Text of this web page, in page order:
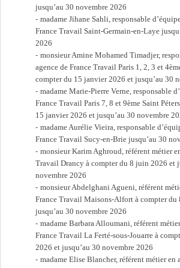
jusqu’au 30 novembre 2026
madame Jihane Sahli, responsable
France Travail Saint-Germain-en-Laye
2026
monsieur Amine Mohamed Timadjer,
agence de France Travail Paris 1, 2, 3 et
compter du 15 janvier 2026 et jusqu’au 30
madame Marie-Pierre Verne, responsable
France Travail Paris 7, 8 et 9ème Saint
15 janvier 2026 et jusqu’au 30 novembre
madame Aurélie Vieira, responsable
France Travail Sucy-en-Brie jusqu’au 30
monsieur Karim Aghroud, référent métier
Travail Drancy à compter du 8 juin 2026 et
novembre 2026
monsieur Abdelghani Agueni, référent
France Travail Maisons-Alfort à compter
jusqu’au 30 novembre 2026
madame Barbara Alloumani, référent
France Travail La Ferté-sous-Jouarre à
2026 et jusqu’au 30 novembre 2026
madame Elise Blancher, référent métier en